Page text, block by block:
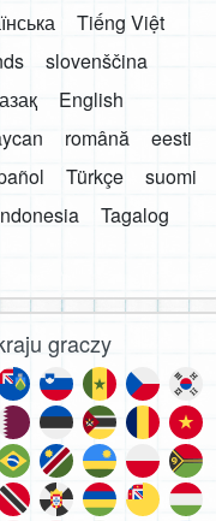
Tiếng Việt
slovenščina
English
română
eesti
Türkçe
suomi
Tagalog
graczy